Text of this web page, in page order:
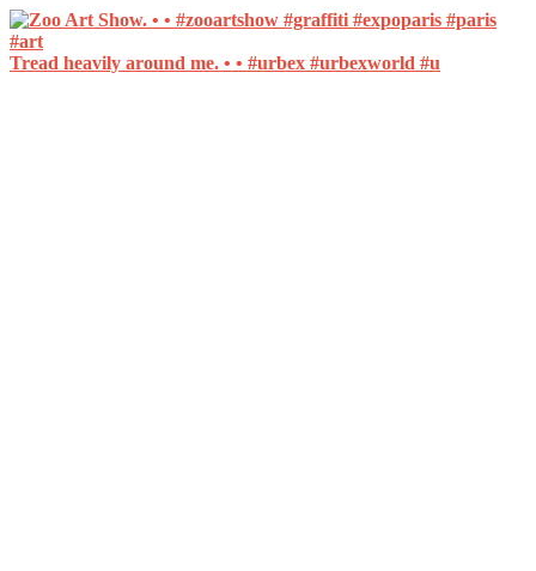
Tread heavily around me. • • #urbex #urbexworld #u